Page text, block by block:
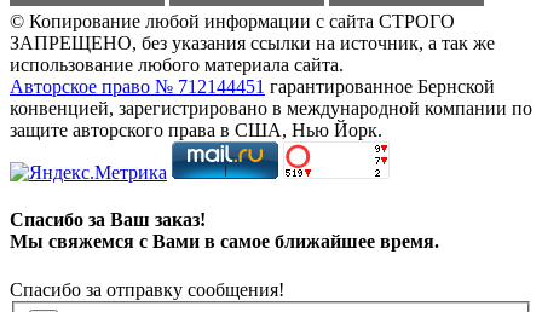
© Копирование любой информации с сайта СТРОГО
ЗАПРЕЩЕНО, без указания ссылки на источник, а так же
использование любого материала сайта.
Авторское право № 712144451 гарантированное Бернской
конвенцией, зарегистрировано в международной компании по
защите авторского права в США, Нью Йорк.
Спасибо за Ваш заказ!
Мы свяжемся с Вами в самое ближайшее время.
Спасибо за отправку сообщения!